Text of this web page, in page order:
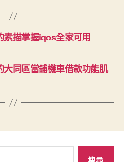
素描掌握iqos全家可用
大同區當舖機車借款功能肌